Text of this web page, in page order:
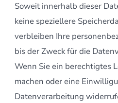
Soweit innerhalb dieser
keine speziellere
verbleiben Ihre
bis der Zweck für die
Wenn Sie ein berechtigtes
machen oder eine
Datenverarbeitung